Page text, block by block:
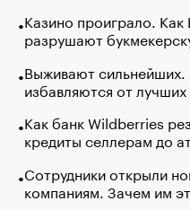
Казино проиграло.
разрушают
Выживают
избавляются от
Как банк Wildberries
кредиты селлерам до
Сотрудники открыли
компаниям. Зачем им